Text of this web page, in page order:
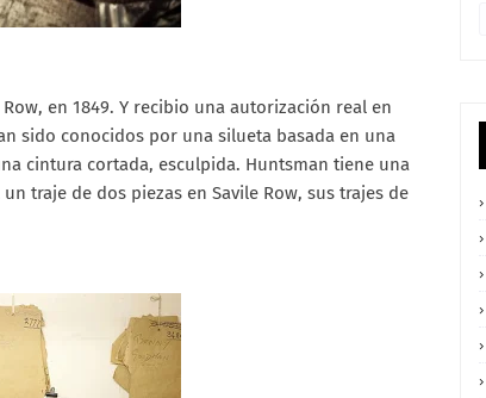
en 1849. Y recibio una autorización real en
sido conocidos por una silueta basada en una
cintura cortada, esculpida. Huntsman tiene una
traje de dos piezas en Savile Row, sus trajes de